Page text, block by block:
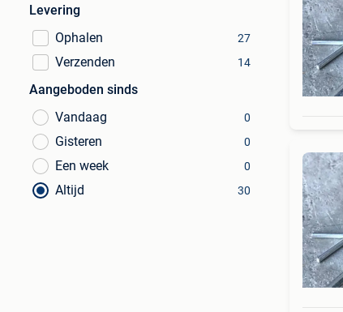
Levering
Ophalen
27
Verzenden 14
Aangeboden sinds
Vandaag
0
Gisteren 0
Een week 0
Altijd 30